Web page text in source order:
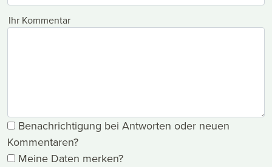
Ihr Kommentar
Benachrichtigung bei Antworten oder neuen
Kommentaren?
Meine Daten merken?